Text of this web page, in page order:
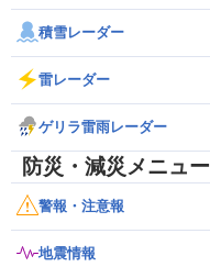
積雪レーダー
雷レーダー
ゲリラ雷雨レーダー
防災・減災メニュー
警報・注意報
地震情報